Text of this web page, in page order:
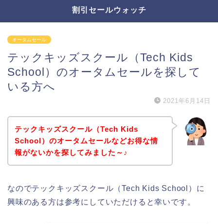
割引セールウォッチ
オータムセール
テックキッズスクール（Tech Kids
School）のオータムセールを探して
いる方へ
2021年6月14日
テックキッズスクール（Tech Kids
School）のオータムセールなどお得な情
報がないかを探してみました～♪
なのでテックキッズスクール（Tech Kids School）に
興味のある方は参考にしていただけると幸いです。